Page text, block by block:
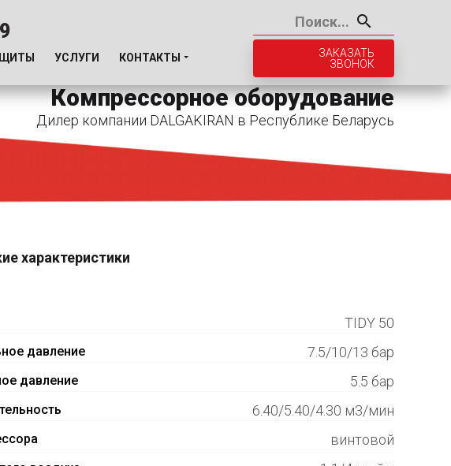
УСЛУГИ КОНТАКТЫ
ЗАКАЗАТЬ
ЗВОНОК
Компрессорное оборудование
Дилер компании DALGAKIRAN в Республике Беларусь
характеристики
TIDY 50
давление 7.5/10/13 бар
давление 5.5 бар
6.40/5.40/4.30 м3/мин
винтовой